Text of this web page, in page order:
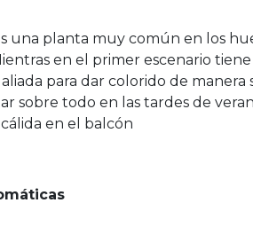
una planta muy común en los
en el primer escenario
para dar colorido de
sobre todo en las tardes de
en el balcón